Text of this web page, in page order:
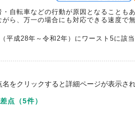
自転車などの行動が原因となることも
ら、万一の場合にも対応できる速度で
平成28年～令和2年）にワースト5に該
をクリックすると詳細ページが表示され
点（5件）